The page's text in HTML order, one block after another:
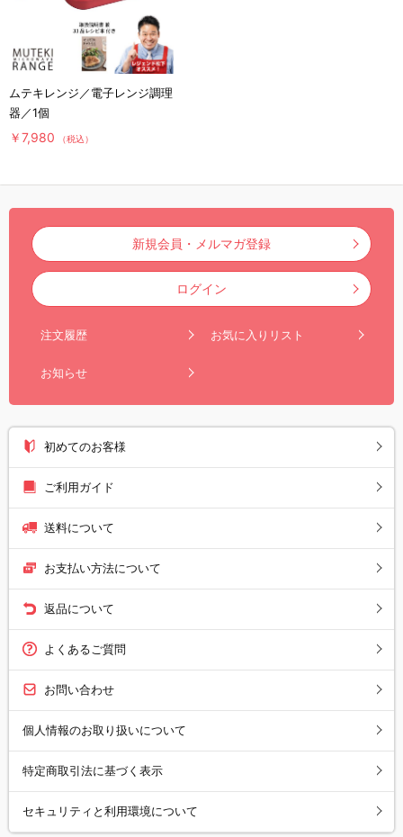
ムテキレンジ／電子レンジ調理
器／1個
￥7,980 （税込）
新規会員・メルマガ登録
ログイン
注文履歴 お気に入りリスト
お知らせ
初めてのお客様
ご利用ガイド
送料について
お支払い方法について
返品について
よくあるご質問
お問い合わせ
個人情報のお取り扱いについて
特定商取引法に基づく表示
セキュリティと利用環境について